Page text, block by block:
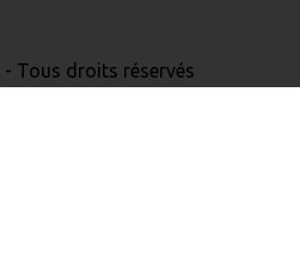
- Tous droits réservés